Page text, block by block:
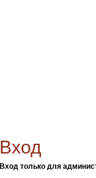
Вход
Вход только для